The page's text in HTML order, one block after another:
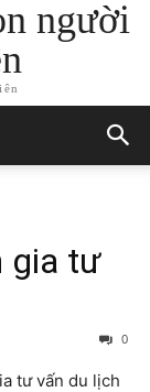
người
gia tư
0
tư vấn du lịch